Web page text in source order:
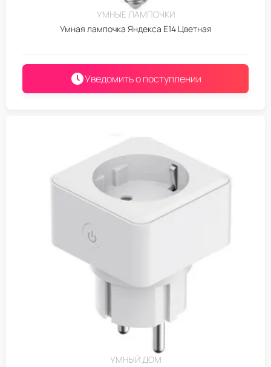
УМНЫЕ ЛАМПОЧКИ
Умная лампочка Яндекса E14 Цветная
Уведомить о поступлении
УМНЫЙ ДОМ